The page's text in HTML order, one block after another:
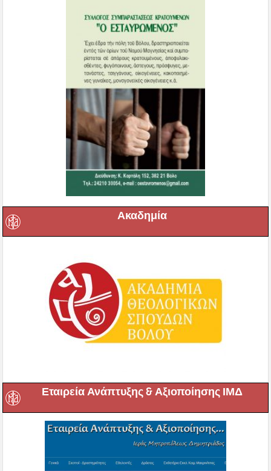
Ακαδημία
Εταιρεία Ανάπτυξης & Αξιοποίησης ΙΜΔ